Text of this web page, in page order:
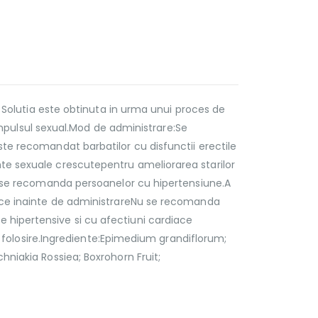
este obtinuta in urma unui proces de
sexual.Mod de administrare:Se
recomandat barbatilor cu disfunctii erectile
sexuale crescutepentru ameliorarea starilor
recomanda persoanelor cu hipertensiune.A
inainte de administrareNu se recomanda
hipertensive si cu afectiuni cardiace
grandiflorum;
Rossiea; Boxrohorn Fruit;